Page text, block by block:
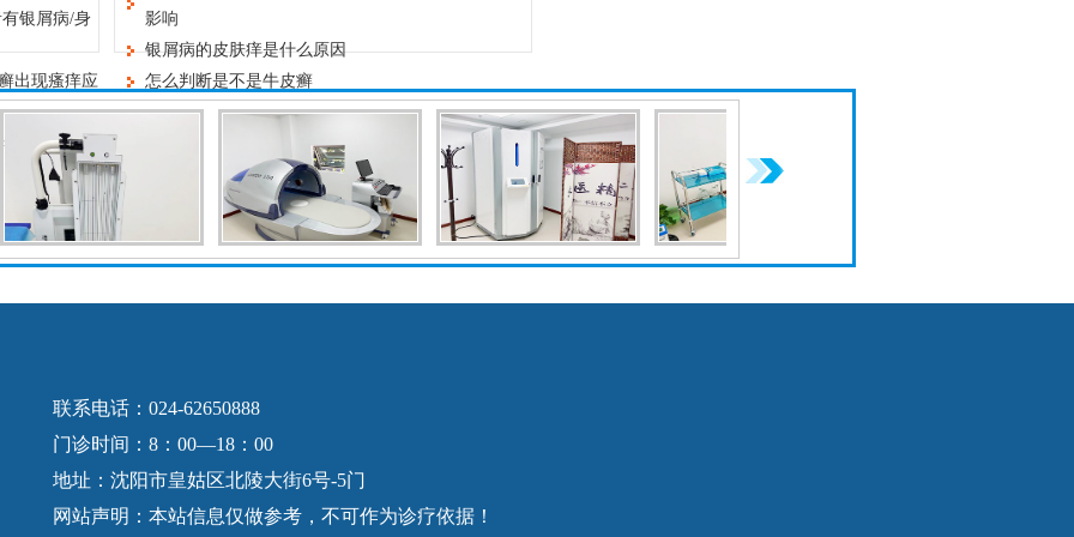
银屑病/身
出现瘙痒应
较好的治疗
影响
银屑病的皮肤痒是什么原因
怎么判断是不是牛皮癣
联系电话：024-62650888
门诊时间：8：00—18：00
地址：沈阳市皇姑区北陵大街6号-5门
网站声明：本站信息仅做参考，不可作为诊疗依据！